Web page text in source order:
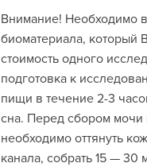
Внимание! Необходимо
биоматериала, который
стоимость одного
подготовка к
пищи в течение 2-3
сна. Перед сбором мочи
необходимо оттянуть
канала, собрать 15 —